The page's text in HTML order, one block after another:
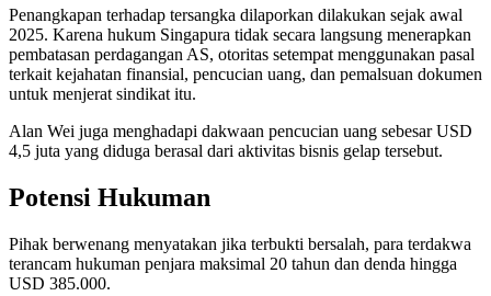
Penangkapan terhadap tersangka dilaporkan dilakukan sejak awal
2025. Karena hukum Singapura tidak secara langsung menerapkan
pembatasan perdagangan AS, otoritas setempat menggunakan pasal
terkait kejahatan finansial, pencucian uang, dan pemalsuan dokumen
untuk menjerat sindikat itu.
Alan Wei juga menghadapi dakwaan pencucian uang sebesar USD
4,5 juta yang diduga berasal dari aktivitas bisnis gelap tersebut.
Potensi Hukuman
Pihak berwenang menyatakan jika terbukti bersalah, para terdakwa
terancam hukuman penjara maksimal 20 tahun dan denda hingga
USD 385.000.